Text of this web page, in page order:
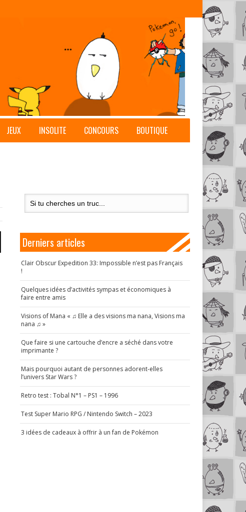
JEUX INSOLITE CONCOURS BOUTIQUE
Derniers articles
Clair Obscur Expedition 33: Impossible n’est pas Français
!
Quelques idées d’activités sympas et économiques à
faire entre amis
Visions of Mana « ♫ Elle a des visions ma nana, Visions ma
nana ♫ »
Que faire si une cartouche d’encre a séché dans votre
imprimante ?
Mais pourquoi autant de personnes adorent-elles
l’univers Star Wars ?
Retro test : Tobal N°1 – PS1 – 1996
Test Super Mario RPG / Nintendo Switch – 2023
3 idées de cadeaux à offrir à un fan de Pokémon